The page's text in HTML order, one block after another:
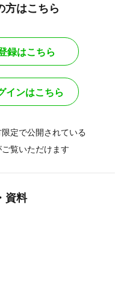
方はこちら
録はこちら
インはこちら
定で公開されている
覧いただけます
資料